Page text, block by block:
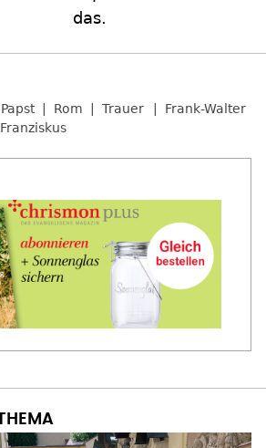
das.
Papst Rom Trauer
Frank-Walter